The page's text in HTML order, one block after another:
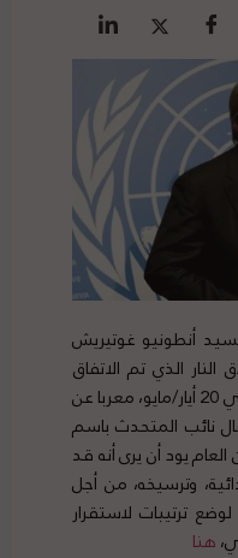
أنطونيو غوتيريش
الذي تم الاتفاق
عليه بين إسرائيل والفلسطينيين في 20 أيار/مايو، معربا عن
نائب المتحدث باسم
يود أن يرى أنه قد
وترسيخه، من أجل
ترتيبات لاستقرار
هنا